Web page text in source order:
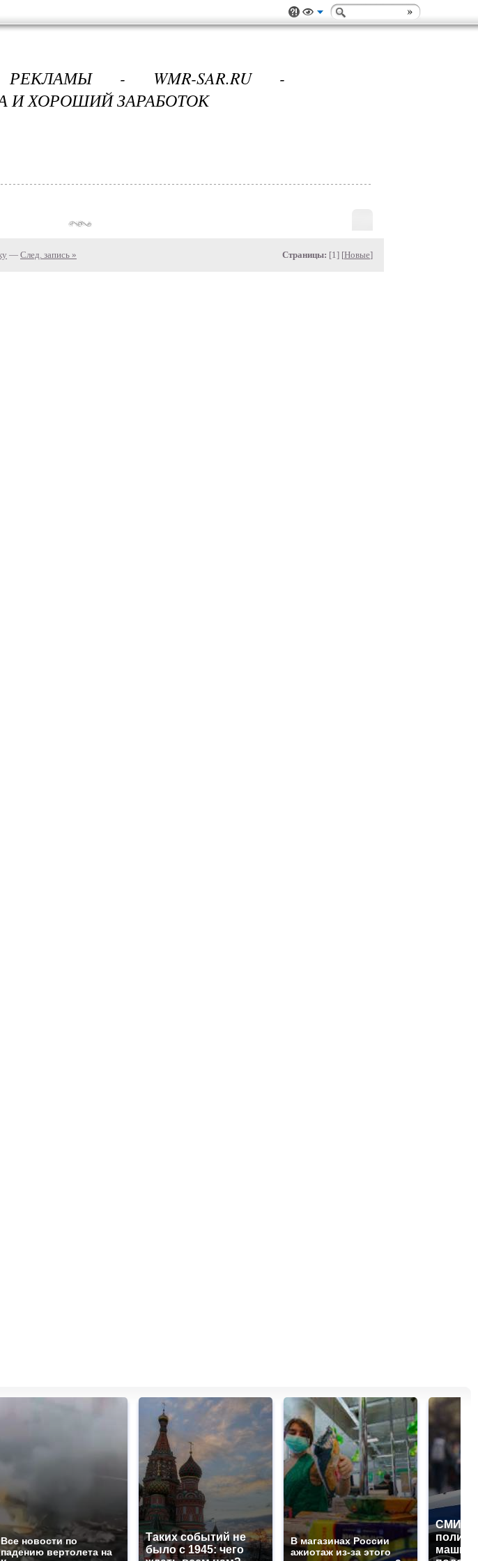
- WMR-SAR.RU -
И ХОРОШИЙ ЗАРАБОТОК
— След. запись » Страницы: [1] [Новые]
Все новости по
падению вертолета на
Таких событий не
было с 1945: чего
В магазинах России
ажиотаж из-за этого
СМИ: В